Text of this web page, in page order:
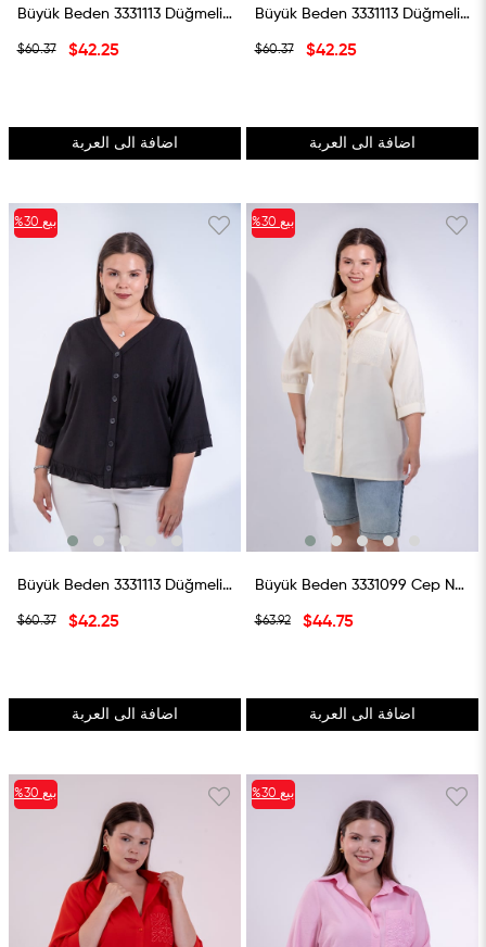
Büyük Beden 3331113 Düğmeli Fırfır Detaylı Gömlek Lacivert
$42.25
$60.37
اضافة الى العربة
Büyük Beden 3331113 Düğmeli Fırfır Detaylı Gömlek Mavi
$42.25
$60.37
اضافة الى العربة
Büyük Beden 3331113 Düğmeli Fırfır Detaylı Gömlek Siyah
$42.25
$60.37
اضافة الى العربة
%30 بيع
Büyük Beden 3331099 Cep Nakışlı Gömlek Ekru
$44.75
$63.92
اضافة الى العربة
%30 بيع
%30 بيع %30 بيع